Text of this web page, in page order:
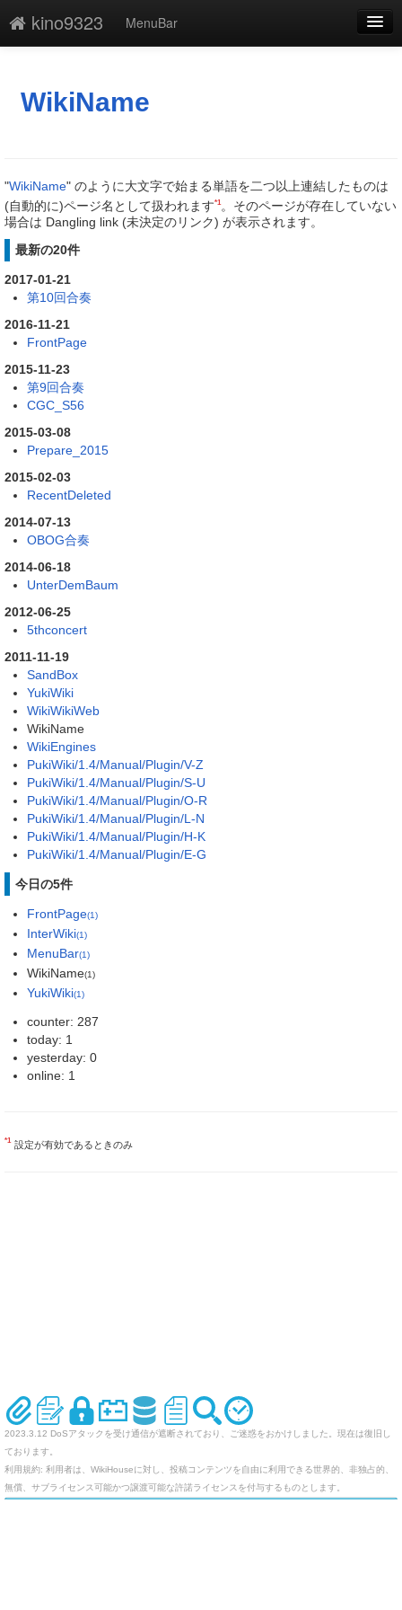
kino9323
MenuBar
添付
最終更新
単語検索
WikiName
"WikiName" のように大文字で始まる単語を二つ以上連結したものは
(自動的に)ページ名として扱われます*1。そのページが存在していない
場合は Dangling link (未決定のリンク) が表示されます。
最新の20件
2017-01-21
第10回合奏
2016-11-21
FrontPage
2015-11-23
第9回合奏
CGC_S56
2015-03-08
Prepare_2015
2015-02-03
RecentDeleted
2014-07-13
OBOG合奏
2014-06-18
UnterDemBaum
2012-06-25
5thconcert
2011-11-19
SandBox
YukiWiki
WikiWikiWeb
WikiName
WikiEngines
PukiWiki/1.4/Manual/Plugin/V-Z
PukiWiki/1.4/Manual/Plugin/S-U
PukiWiki/1.4/Manual/Plugin/O-R
PukiWiki/1.4/Manual/Plugin/L-N
PukiWiki/1.4/Manual/Plugin/H-K
PukiWiki/1.4/Manual/Plugin/E-G
今日の5件
FrontPage(1)
InterWiki(1)
MenuBar(1)
WikiName(1)
YukiWiki(1)
counter: 287
today: 1
yesterday: 0
online: 1
*1 設定が有効であるときのみ
2023.3.12 DoSアタックを受け通信が遮断されており、ご迷惑をおかけしました。現在は復旧し
ております。
利用規約: 利用者は、WikiHouseに対し、投稿コンテンツを自由に利用できる世界的、非独占的、
無償、サブライセンス可能かつ譲渡可能な許諾ライセンスを付与するものとします。